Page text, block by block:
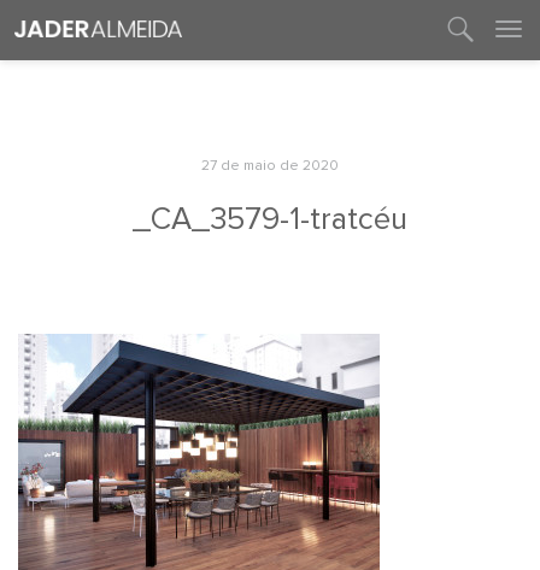
27 de maio de 2020
_CA_3579-1-tratcéu